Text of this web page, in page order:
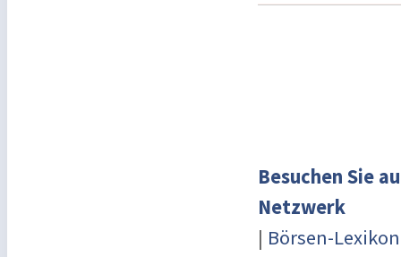
Besuchen Sie
Netzwerk
| Börsen-Lexikon